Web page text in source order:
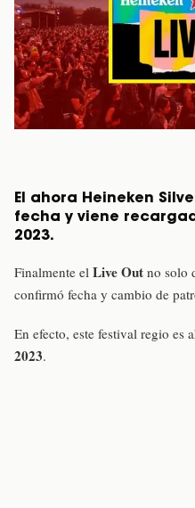
El ahora Heineken
fecha y viene
2023.
Finalmente el Live Out no solo
confirmó fecha y cambio de
En efecto, este festival regio es
2023.